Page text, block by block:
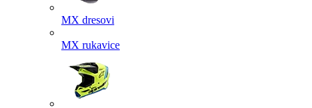
MX dresovi
MX rukavice